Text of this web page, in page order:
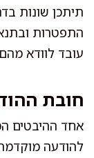
תיתכן שונות
התפטרות
עובד לוודא
חובת
אחד ההיבטים
להודעה